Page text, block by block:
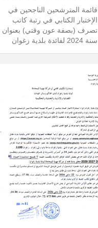
قائمة المترشحين الناجحين في
الإختبار الكتابي في رتبة كاتب
تصرف (بصفة عون وقتي) بعنوان
سنة 2024 لفائدة بلدية زغوان